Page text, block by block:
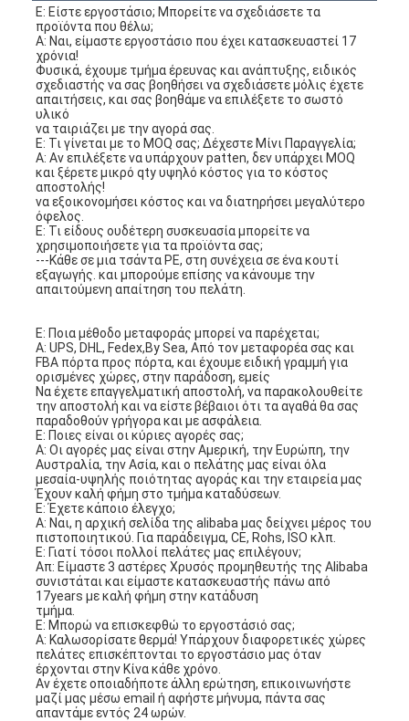
Ε: Είστε εργοστάσιο; Μπορείτε να σχεδιάσετε τα
προϊόντα που θέλω;
Α: Ναι, είμαστε εργοστάσιο που έχει κατασκευαστεί 17
χρόνια!
Φυσικά, έχουμε τμήμα έρευνας και ανάπτυξης, ειδικός
σχεδιαστής να σας βοηθήσει να σχεδιάσετε μόλις έχετε
απαιτήσεις, και σας βοηθάμε να επιλέξετε το σωστό
υλικό
να ταιριάζει με την αγορά σας.
Ε: Τι γίνεται με το MOQ σας; Δέχεστε Μίνι Παραγγελία;
Α: Αν επιλέξετε να υπάρχουν patten, δεν υπάρχει MOQ
και ξέρετε μικρό qty υψηλό κόστος για το κόστος
αποστολής!
να εξοικονομήσει κόστος και να διατηρήσει μεγαλύτερο
όφελος.
Ε: Τι είδους ουδέτερη συσκευασία μπορείτε να
χρησιμοποιήσετε για τα προϊόντα σας;
---Κάθε σε μια τσάντα PE, στη συνέχεια σε ένα κουτί
εξαγωγής. και μπορούμε επίσης να κάνουμε την
απαιτούμενη απαίτηση του πελάτη.
Ε: Ποια μέθοδο μεταφοράς μπορεί να παρέχεται;
Α: UPS, DHL, Fedex,By Sea, Από τον μεταφορέα σας και
FBA πόρτα προς πόρτα, και έχουμε ειδική γραμμή για
ορισμένες χώρες, στην παράδοση, εμείς
Να έχετε επαγγελματική αποστολή, να παρακολουθείτε
την αποστολή και να είστε βέβαιοι ότι τα αγαθά θα σας
παραδοθούν γρήγορα και με ασφάλεια.
Ε: Ποιες είναι οι κύριες αγορές σας;
Α: Οι αγορές μας είναι στην Αμερική, την Ευρώπη, την
Αυστραλία, την Ασία, και ο πελάτης μας είναι όλα
μεσαία-υψηλής ποιότητας αγοράς και την εταιρεία μας
Έχουν καλή φήμη στο τμήμα καταδύσεων.
Ε: Έχετε κάποιο έλεγχο;
Α: Ναι, η αρχική σελίδα της alibaba μας δείχνει μέρος του
πιστοποιητικού. Για παράδειγμα, CE, Rohs, ISO κλπ.
Ε: Γιατί τόσοι πολλοί πελάτες μας επιλέγουν;
Απ: Είμαστε 3 αστέρες Χρυσός προμηθευτής της Alibaba
συνιστάται και είμαστε κατασκευαστής πάνω από
17years με καλή φήμη στην κατάδυση
τμήμα.
Ε: Μπορώ να επισκεφθώ το εργοστάσιό σας;
Α: Καλωσορίσατε θερμά! Υπάρχουν διαφορετικές χώρες
πελάτες επισκέπτονται το εργοστάσιο μας όταν
έρχονται στην Κίνα κάθε χρόνο.
Αν έχετε οποιαδήποτε άλλη ερώτηση, επικοινωνήστε
μαζί μας μέσω email ή αφήστε μήνυμα, πάντα σας
απαντάμε εντός 24 ωρών.